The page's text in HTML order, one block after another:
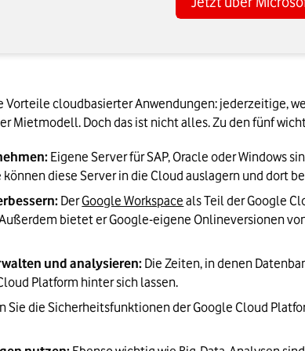
cloudbasierter Anwendungen: jederzeitige,
Mietmodell. Doch das ist nicht alles. Zu den fünf
Eigene Server für SAP, Oracle oder Windows
diese Server in die Cloud auslagern und dort
Der Google Workspace als Teil der Google
bietet er Google-eigene Onlineversionen
und analysieren: Die Zeiten, in denen
Platform hinter sich lassen.
Sie die Sicherheitsfunktionen der Google Cloud